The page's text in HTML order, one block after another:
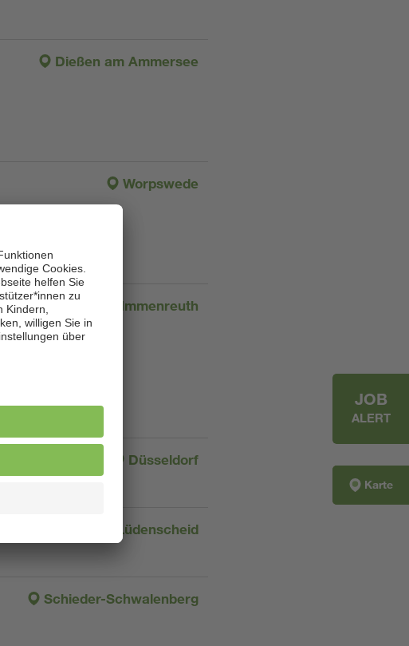
Dießen am Ammersee
Worpswede
Immenreuth
Düsseldorf
Lüdenscheid
Schieder-Schwalenberg
JOB
ALERT
Karte